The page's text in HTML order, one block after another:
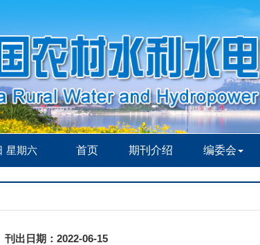
星期六 首页 期刊介绍 编委会
出日期：2022-06-15